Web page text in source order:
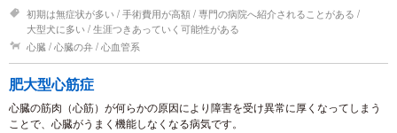
初期は無症状が多い 手術費用が高額 専門の病院へ紹介されることがある
大型犬に多い 生涯つきあっていく可能性がある
心臓
心臓の弁 心血管系
肥大型心筋症
心臓の筋肉（心筋）が何らかの原因により障害を受け異常に厚くなってしまう
ことで、心臓がうまく機能しなくなる病気です。